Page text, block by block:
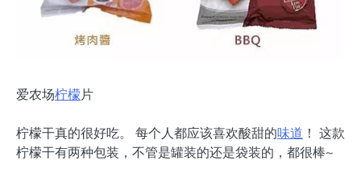
爱农场柠檬 片
柠檬干真的很好吃。 每个人都应该喜欢酸甜的味道 ！ 这款
柠檬干有两种包装，不管是罐装的还是袋装的，都很棒~